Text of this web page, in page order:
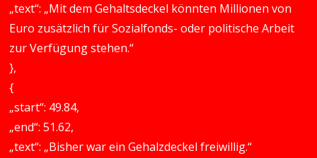
„text“: „Mit dem Gehaltsdeckel könnten Millionen von
Euro zusätzlich für Sozialfonds- oder politische Arbeit
zur Verfügung stehen.“
},
{
„start“: 49.84,
„end“: 51.62,
„text“: „Bisher war ein Gehalzdeckel freiwillig.“